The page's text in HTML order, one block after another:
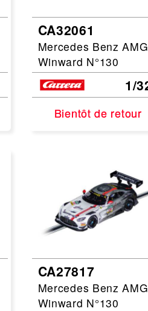
CA32061
Mercedes Benz AMG
Winward N°130
1/
Bientôt de retour
Bientôt de retour
CA27817
Mercedes Benz AMG
Winward N°130